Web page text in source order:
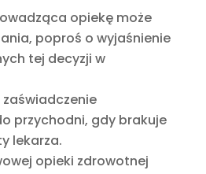
opiekę może
poproś o wyjaśnienie
tej decyzji w
przychodni, gdy brakuje
lekarza.
opieki zdrowotnej